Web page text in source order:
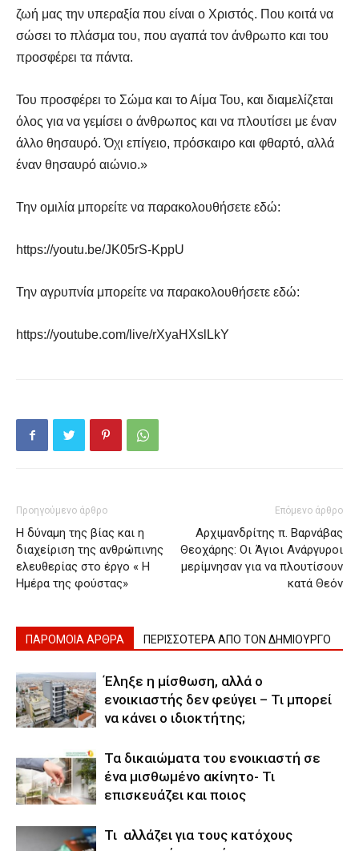
ζωή μας την υπεραξία που είναι ο Χριστός. Που κοιτά να
σώσει το πλάσμα του, που αγαπά τον άνθρωπο και του
προσφέρει τα πάντα.
Του προσφέρει το Σώμα και το Αίμα Του, και διαμελίζεται
όλος για να γεμίσει ο άνθρωπος και να πλουτίσει με έναν
άλλο θησαυρό. Όχι επίγειο, πρόσκαιρο και φθαρτό, αλλά
έναν θησαυρό αιώνιο.»
Την ομιλία μπορείτε να παρακολουθήσετε εδώ:
https://youtu.be/JK05rS-KppU
Την αγρυπνία μπορείτε να παρακολουθήσετε εδώ:
https://youtube.com/live/rXyaHXslLkY
Προηγούμενο άρθρο
Η δύναμη της βίας και η
διαχείριση της ανθρώπινης
ελευθερίας στο έργο « Η
Ημέρα της φούστας»
Επόμενο άρθρο
Αρχιμανδρίτης π. Βαρνάβας
Θεοχάρης: Οι Άγιοι Ανάργυροι
μερίμνησαν για να πλουτίσουν
κατά Θεόν
ΠΑΡΟΜΟΙΑ ΑΡΘΡΑ ΠΕΡΙΣΣΟΤΕΡΑ ΑΠΟ ΤΟΝ ΔΗΜΙΟΥΡΓΟ
Έληξε η μίσθωση, αλλά ο
ενοικιαστής δεν φεύγει – Τι μπορεί
να κάνει ο ιδιοκτήτης;
Τα δικαιώματα του ενοικιαστή σε
ένα μισθωμένο ακίνητο- Τι
επισκευάζει και ποιος
Τι αλλάζει για τους κατόχους